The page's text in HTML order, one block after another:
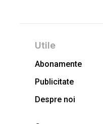
Utile
Abonamente
Publicitate
Despre noi